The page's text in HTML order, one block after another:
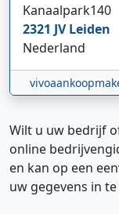
Kanaalpark140
2321 JVLeiden
Nederland
Wilt u uw bedrijf
online
en kan op een
uw gegevens in